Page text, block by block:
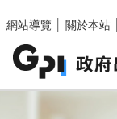
網站導覽
關於本站